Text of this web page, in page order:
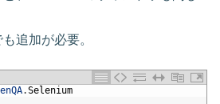
追加が必要。
.Selenium